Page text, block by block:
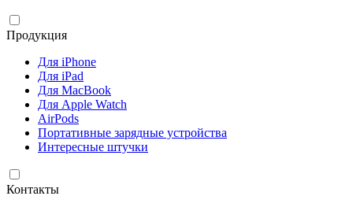
Продукция
Для iPhone
Для iPad
Для MacBook
Для Apple Watch
AirPods
Портативные зарядные устройства
Интересные штучки
Контакты